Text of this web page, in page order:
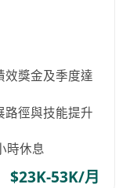
效獎金及季度達
路徑與技能提升
時休息
$23K-53K/月